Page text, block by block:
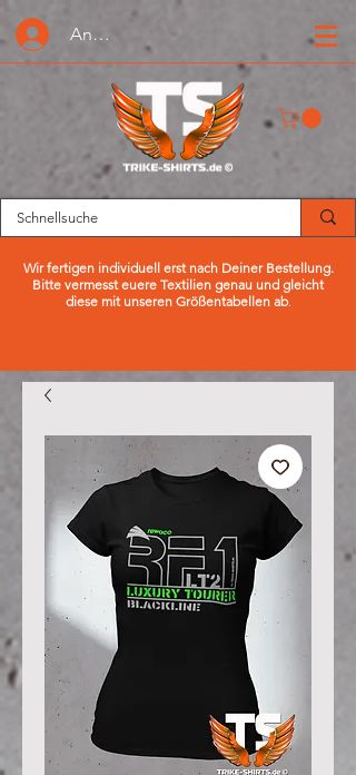
Anmelden oder Registrieren
Wir fertigen individuell erst nach Deiner Bestellung.
Bitte vermesst euere Textilien genau und gleicht
diese mit unseren Größentabellen ab.